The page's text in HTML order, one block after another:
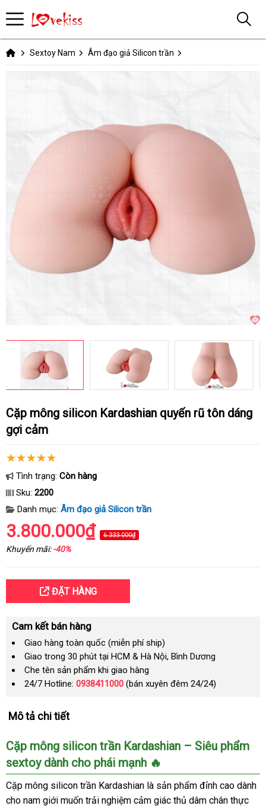
Sextoy Nam Âm đạo giả Silicon trần
Cặp mông silicon Kardashian quyến rũ tôn dáng
gợi cảm
Tình trạng: Còn hàng
Sku: 2200
Danh mục: Âm đạo giả Silicon trần
3.800.000₫ 6.333.000₫
Khuyến mãi:-40%
ĐẶT HÀNG
Cam kết bán hàng
Giao hàng toàn quốc (miễn phí ship)
Giao trong 30 phút tại HCM & Hà Nội, Bình Dương
Che tên sản phẩm khi giao hàng
24/7 Hotline: 0938411000 (bán xuyên đêm 24/24)
Mô tả chi tiết
Cặp mông silicon trần Kardashian – Siêu phẩm
sextoy dành cho phái mạnh 🔥
Cặp mông silicon trần Kardashian là sản phẩm đỉnh cao dành
cho nam giới muốn trải nghiệm cảm giác thủ dâm chân thực